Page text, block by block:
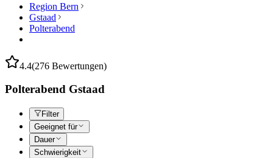
Region Bern
Gstaad
Polterabend
4.4(276 Bewertungen)
Polterabend Gstaad
Filter
Geeignet für
Dauer
Schwierigkeit